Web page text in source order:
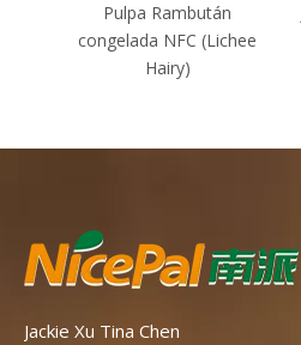
Pulpa Rambután
congelada NFC (Lichee
Hairy)
Jackie Xu Tina Chen